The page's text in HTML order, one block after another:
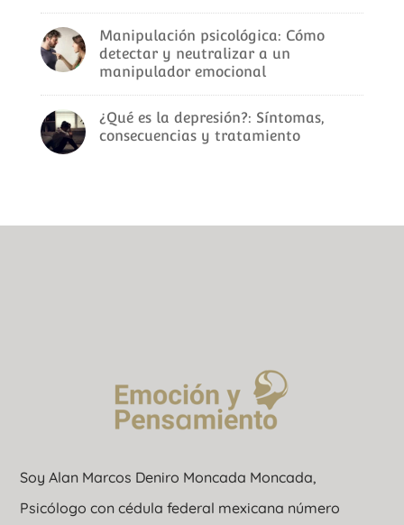
Manipulación psicológica: Cómo
detectar y neutralizar a un
manipulador emocional
¿Qué es la depresión?: Síntomas,
consecuencias y tratamiento
Soy Alan Marcos Deniro Moncada Moncada,
Psicólogo con cédula federal mexicana número